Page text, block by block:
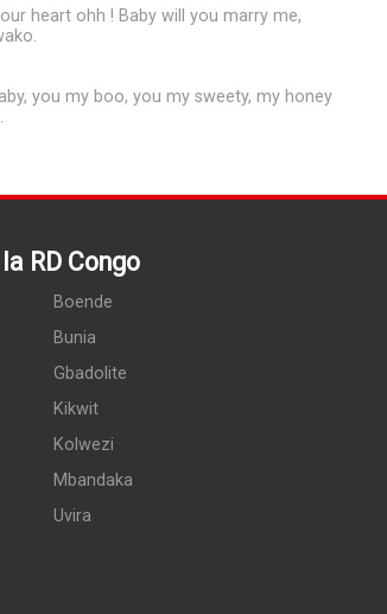
heart ohh ! Baby will you marry me,
you my boo, you my sweety, my honey
RD Congo
Boende
Bunia
Gbadolite
Kikwit
Kolwezi
Mbandaka
Uvira